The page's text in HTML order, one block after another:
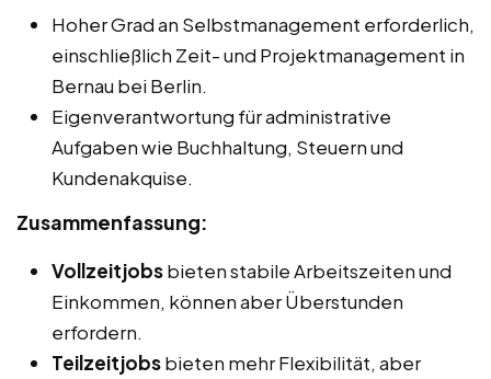
Hoher Grad an Selbstmanagement erforderlich,
einschließlich Zeit- und Projektmanagement in
Bernau bei Berlin.
Eigenverantwortung für administrative
Aufgaben wie Buchhaltung, Steuern und
Kundenakquise.
Zusammenfassung:
Vollzeitjobsbieten stabile Arbeitszeiten und
Einkommen, können aber Überstunden
erfordern.
Teilzeitjobsbieten mehr Flexibilität, aber